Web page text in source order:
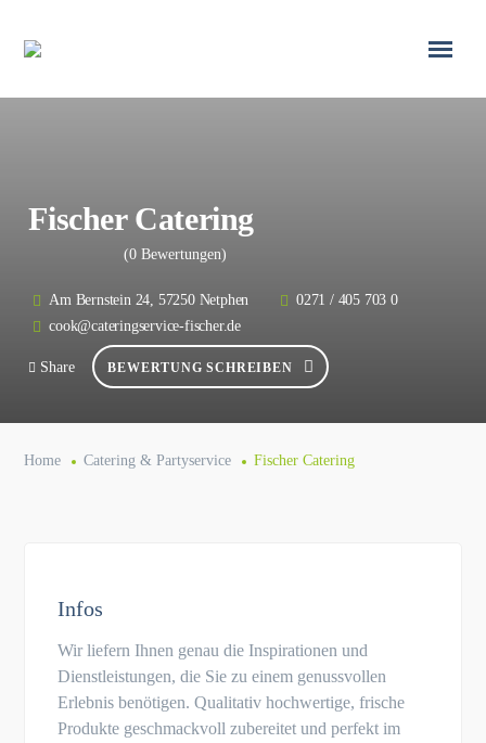
Fischer Catering
(0 Bewertungen)
Am Bernstein 24, 57250 Netphen
0271 / 405 703 0
cook@cateringservice-fischer.de
Share BEWERTUNG SCHREIBEN
Home Catering & Partyservice Fischer Catering
Infos
Wir liefern Ihnen genau die Inspirationen und
Dienstleistungen, die Sie zu einem genussvollen
Erlebnis benötigen. Qualitativ hochwertige, frische
Produkte geschmackvoll zubereitet und perfekt im